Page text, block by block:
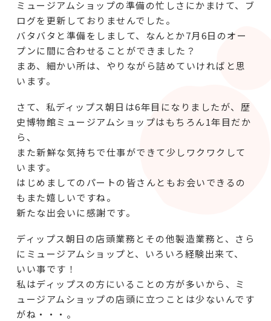
ミュージアムショップの準備の忙しさにかまけて、ブ
ログを更新しておりませんでした。
バタバタと準備をしまして、なんとか7月6日のオー
プンに間に合わせることができました？
まあ、細かい所は、やりながら詰めていければと思
います。
さて、私ディップス朝日は6年目になりましたが、歴
史博物館ミュージアムショップはもちろん1年目だか
ら、
また新鮮な気持ちで仕事ができて少しワクワクして
います。
はじめましてのパートの皆さんともお会いできるの
もまた嬉しいですね。
新たな出会いに感謝です。
ディップス朝日の店頭業務とその他製造業務と、さら
にミュージアムショップと、いろいろ経験出来て、
いい事です！
私はディップスの方にいることの方が多いから、ミ
ュージアムショップの店頭に立つことは少ないんです
がね・・・。